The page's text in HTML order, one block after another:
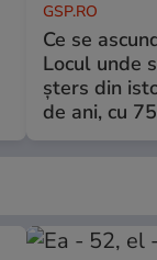
GSP.RO
Ce se
Locul unde
șters din
de ani, cu